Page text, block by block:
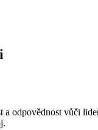
odpovědnost vůči